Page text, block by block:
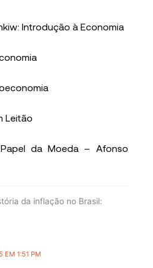
Introdução à Economia
Leitão
da Moeda – Afonso
da inflação no Brasil:
EM 1:51 PM